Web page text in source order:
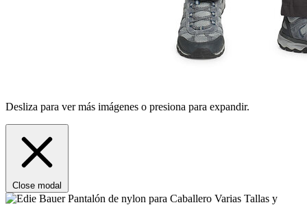
Desliza para ver más imágenes o presiona para expandir.
Close modal